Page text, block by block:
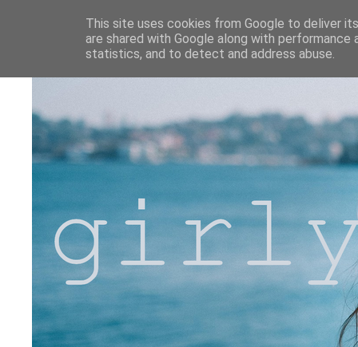
This site uses cookies from Google to deliver
are shared with Google along with
statistics, and to detect and address abuse.